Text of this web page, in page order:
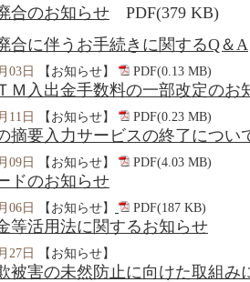
合のお知らせ PDF(379 KB)
合に伴うお手続きに関するQ＆A
03日 【お知らせ】 PDF(0.13 MB)
Ｍ入出金手数料の一部改定のお
11日 【お知らせ】 PDF(0.23 MB)
摘要入力サービスの終了につい
09日 【お知らせ】 PDF(4.03 MB)
ドのお知らせ
06日 【お知らせ】 PDF(187 KB)
等活用法に関するお知らせ
27日 【お知らせ】
被害の未然防止に向けた取組み